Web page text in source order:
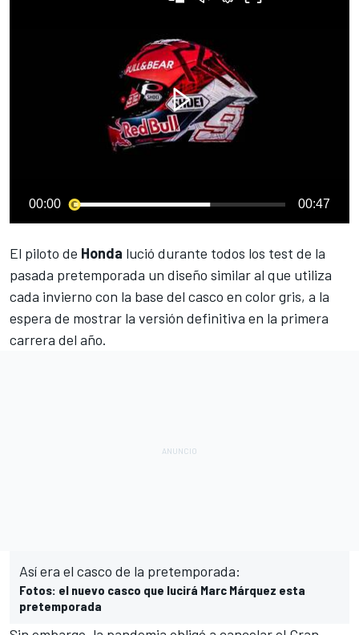
00:00 00:47
El piloto de Honda lució durante todos los test de la
pasada pretemporada un diseño similar al que utiliza
cada invierno con la base del casco en color gris, a la
espera de mostrar la versión definitiva en la primera
carrera del año.
Así era el casco de la pretemporada:
Fotos: el nuevo casco que lucirá Marc Márquez esta
pretemporada